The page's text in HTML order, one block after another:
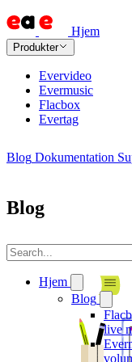
Hjem
Produkter
Evervideo
Evermusic
Flacbox
Evertag
Blog Dokumentation
Hjem
Blog
live
Blog